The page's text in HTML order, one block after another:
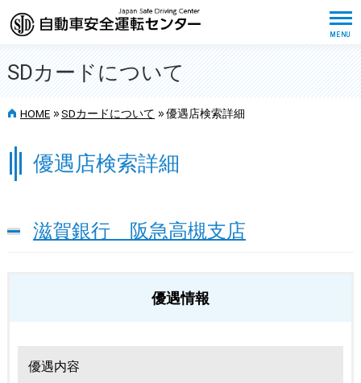
SDカードについて
HOME >> SDカードについて >> 優遇店検索詳細
優遇店検索詳細
滋賀銀行 阪急高槻支店
優遇情報
優遇内容